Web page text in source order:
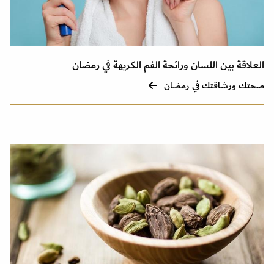
العلاقة بين اللسان ورائحة الفم الكريهة في رمضان
صحتك ورشاقتك في رمضان